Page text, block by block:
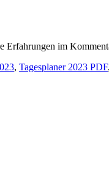
Erfahrungen im
, Tagesplaner 2023 PDF,